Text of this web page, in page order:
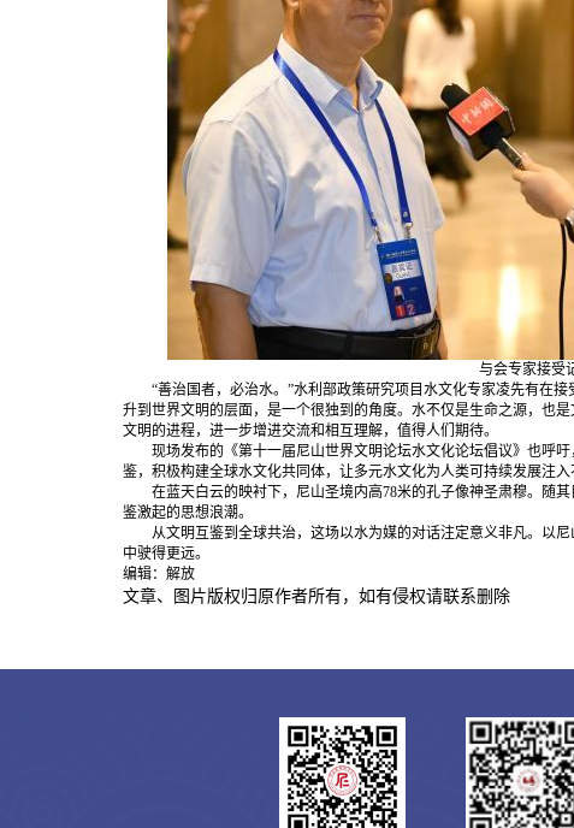
与会专家接受记
“善治国者，必治水。”水利部政策研究项目水文化专家凌先有在接
升到世界文明的层面，是一个很独到的角度。水不仅是生命之源，也
文明的进程，进一步增进交流和相互理解，值得人们期待。
现场发布的《第十一届尼山世界文明论坛水文化论坛倡议》也呼吁
鉴，积极构建全球水文化共同体，让多元水文化为人类可持续发展注入
在蓝天白云的映衬下，尼山圣境内高78米的孔子像神圣肃穆。随其
鉴激起的思想浪潮。
从文明互鉴到全球共治，这场以水为媒的对话注定意义非凡。以尼
中驶得更远。
编辑：解放
文章、图片版权归原作者所有，如有侵权请联系删除